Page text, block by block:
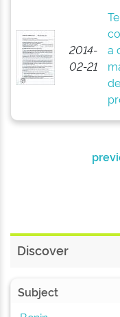
2014-
02-21
a
Discover
Subject